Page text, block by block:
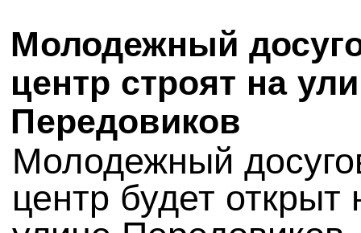
Молодежный
центр строят на
Передовиков
Молодежный
центр будет открыт